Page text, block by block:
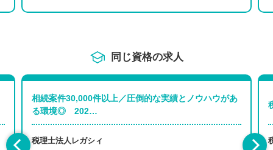
同じ資格の求人
相続案件30,000件以上／圧倒的な実績とノウハウがあ
る環境◎ 202…
税理士法人レガシィ